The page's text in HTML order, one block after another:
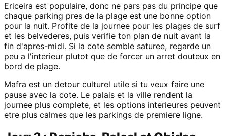
Ericeira est populaire, donc ne pars pas du principe que
chaque parking pres de la plage est une bonne option
pour la nuit. Profite de la journee pour les plages de surf
et les belvederes, puis verifie ton plan de nuit avant la
fin d'apres-midi. Si la cote semble saturee, regarde un
peu a l'interieur plutot que de forcer un arret douteux en
bord de plage.
Mafra est un detour culturel utile si tu veux faire une
pause avec la cote. Le palais et la ville rendent la
journee plus complete, et les options interieures peuvent
etre plus calmes que les parkings de premiere ligne.